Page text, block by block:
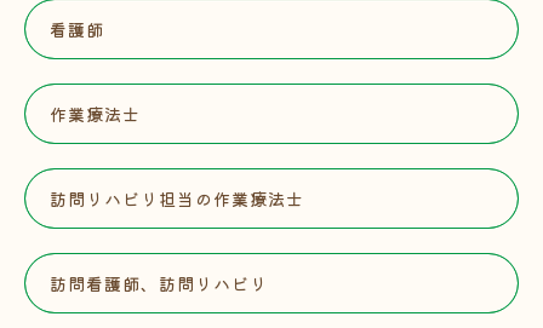
看護師
作業療法士
訪問リハビリ担当の作業療法士
訪問看護師、訪問リハビリ